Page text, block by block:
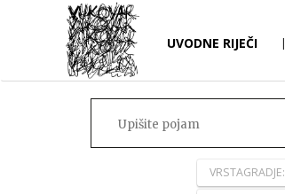
UVODNE RIJEČI |
VRSTAGRADJE: